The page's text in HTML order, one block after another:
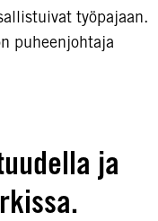
työpajaan.
puheenjohtaja
ja